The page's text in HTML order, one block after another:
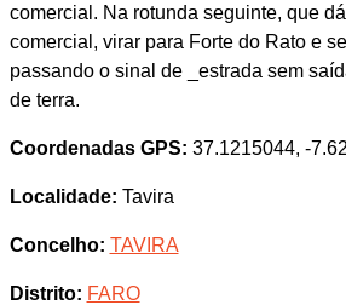
comercial. Na rotunda seguinte, que
comercial, virar para Forte do Rato e
passando o sinal de _estrada sem
de terra.
Coordenadas GPS: 37.1215044, -
Localidade: Tavira
Concelho: TAVIRA
Distrito: FARO